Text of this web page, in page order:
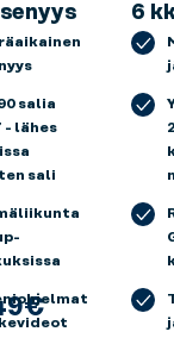
salia
- lähes
sali
6